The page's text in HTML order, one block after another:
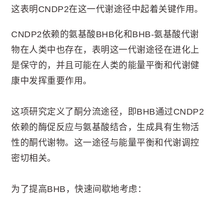
这表明CNDP2在这一代谢途径中起着关键作用。
CNDP2依赖的氨基酸BHB化和BHB-氨基酸代谢
物在人类中也存在，表明这一代谢途径在进化上
是保守的，并且可能在人类的能量平衡和代谢健
康中发挥重要作用。
这项研究定义了酮分流途径，即BHB通过CNDP2
依赖的酶促反应与氨基酸结合，生成具有生物活
性的酮代谢物。这一途径与能量平衡和代谢调控
密切相关。
为了提高BHB，快速间歇地考虑：